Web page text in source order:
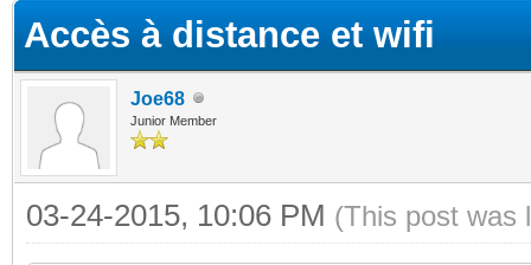
Accès à distance et wifi
Joe68
Junior Member
03-24-2015, 10:06 PM (This post was